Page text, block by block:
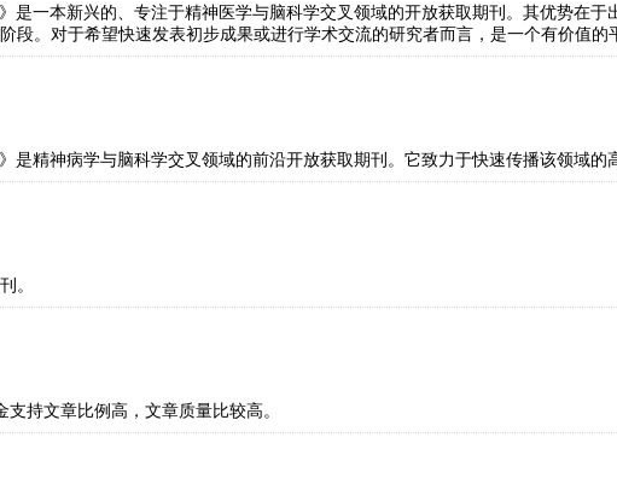
是一本新兴的、专注于精神医学与脑科学交叉领域的开放获取期刊。其优势在
段。对于希望快速发表初步成果或进行学术交流的研究者而言，是一个有价值的
是精神病学与脑科学交叉领域的前沿开放获取期刊。它致力于快速传播该领域
。
持文章比例高，文章质量比较高。